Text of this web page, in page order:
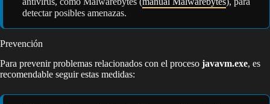
detectar posibles amenazas.
Prevención
Para prevenir problemas relacionados con el proceso javavm.exe, es
recomendable seguir estas medidas: